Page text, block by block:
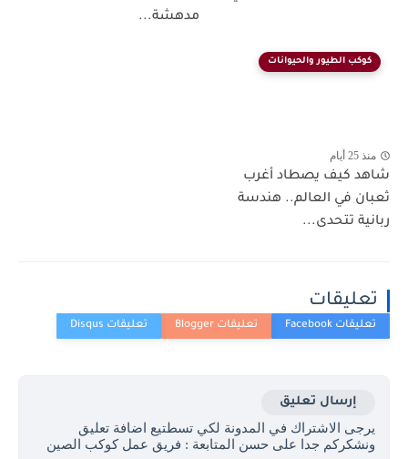
مدهشة...
كوكب الطيور والحيوانات
منذ 25 أيام
شاهد كيف يصطاد أغرب
ثعبان في العالم.. هندسة
ربانية تتحدى...
تعليقات
إرسال تعليق
يرجى الاشتراك في المدونة لكي تسطتيع اضافة تعليق
ونشكركم جدا على حسن المتابعة : فريق عمل كوكب الصين